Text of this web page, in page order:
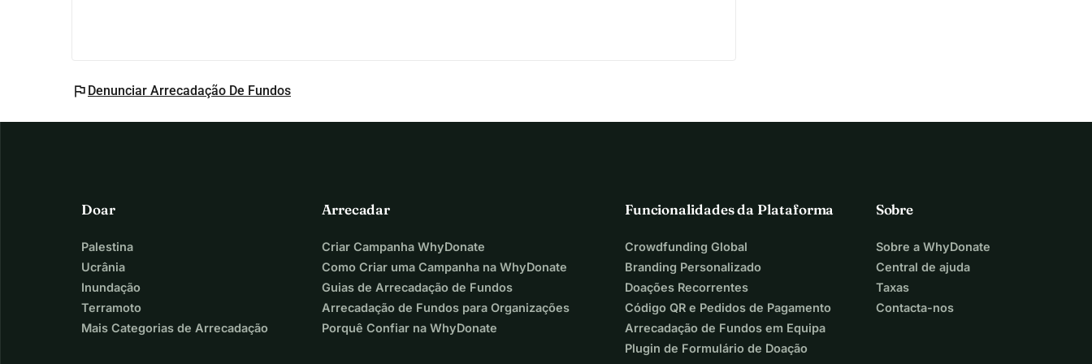
flag Denunciar Arrecadação De Fundos
Doar
Palestina
Ucrânia
Inundação
Terramoto
Mais Categorias de Arrecadação
Arrecadar
Criar Campanha WhyDonate
Como Criar uma Campanha na WhyDonate
Guias de Arrecadação de Fundos
Arrecadação de Fundos para Organizações
Porquê Confiar na WhyDonate
Funcionalidades da Plataforma
Crowdfunding Global
Branding Personalizado
Doações Recorrentes
Código QR e Pedidos de Pagamento
Arrecadação de Fundos em Equipa
Plugin de Formulário de Doação
Sobre
Sobre a WhyDonate
Central de ajuda
Taxas
Contacta-nos